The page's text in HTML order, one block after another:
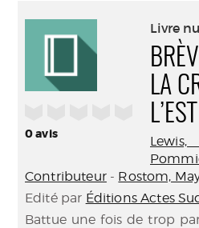
0avis
Livre
LA
Contributeur- Rostom,
Edité par Éditions Actes
Battue une fois de trop